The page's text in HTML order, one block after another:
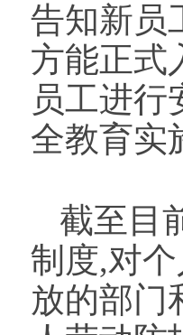
告知新员
方能正式
员工进行
全教育实
截至目
制度,对
放的部门